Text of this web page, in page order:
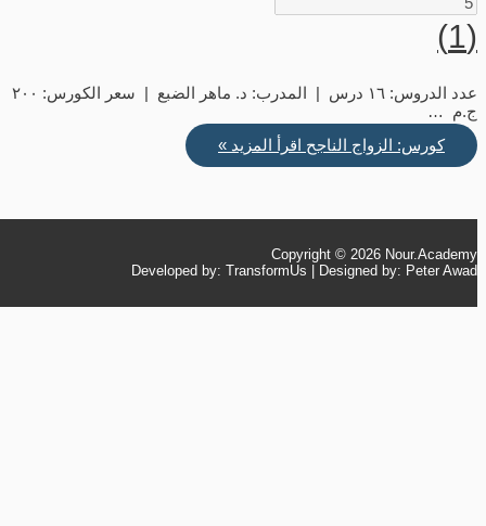
عدد الدروس: ١٦ درس | المدرب: د. ماهر الضبع | سعر الكورس: ٢٠٠
ج.م …
كورس: الزواج الناجحاقرأ المزيد »
Copyright © 2026Nour.Academy
Developed by: TransformUs | Designed by: Peter Awad